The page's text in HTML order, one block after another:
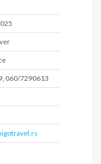
060/7290613